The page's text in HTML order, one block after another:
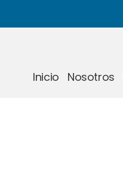
Inicio Nosotros